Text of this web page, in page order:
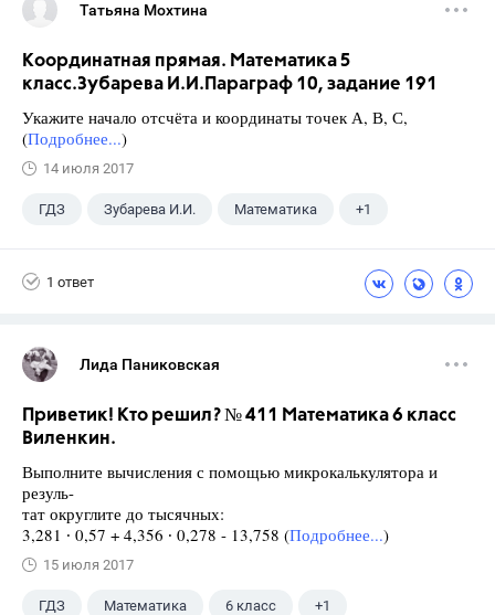
Татьяна Мохтина
Координатная прямая. Математика 5
класс.Зубарева И.И.Параграф 10, задание 191
Укажите начало отсчёта и координаты точек А, В, С,
(Подробнее...)
14 июля 2017
ГДЗ Зубарева И.И. Математика +1
1 ответ
Лида Паниковская
Приветик! Кто решил? № 411 Математика 6 класс
Виленкин.
Выполните вычисления с помощью микрокалькулятора и
резуль-
тат округлите до тысячных:
3,281 ∙ 0,57 + 4,356 ∙ 0,278 - 13,758 (Подробнее...)
15 июля 2017
ГДЗ Математика 6 класс +1